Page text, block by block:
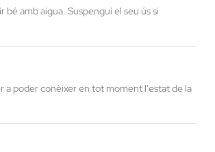
amb aigua. Suspengui el seu ús si
a poder conèixer en tot moment l'estat de la